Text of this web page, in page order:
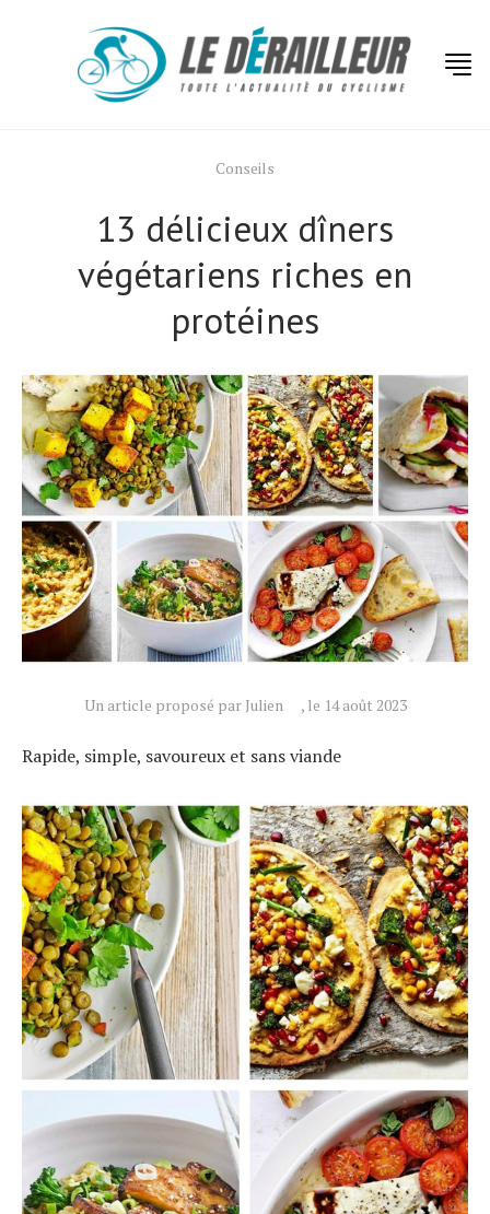
Conseils
13 délicieux dîners
végétariens riches en
protéines
Un article proposé par Julien , le 14 août 2023
Rapide, simple, savoureux et sans viande